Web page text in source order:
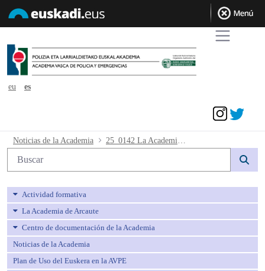
eu
es
25_0142 La Academia Vasca de
Noticias de la Academia
Búsqueda web
Actividad formativa
La Academia de Arcaute
Centro de documentación de la Academia
Noticias de la Academia
Plan de Uso del Euskera en la AVPE